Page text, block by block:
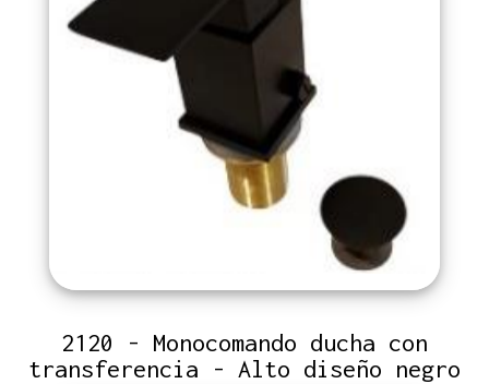
2120 - Monocomando ducha con
transferencia - Alto diseño negro